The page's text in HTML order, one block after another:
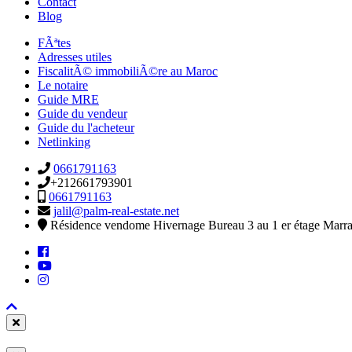
Blog
FÃªtes
Adresses utiles
FiscalitÃ© immobiliÃ©re au Maroc
Le notaire
Guide MRE
Guide du vendeur
Guide du l'acheteur
Netlinking
0661791163
+212661793901
0661791163
jalil@palm-real-estate.net
Résidence vendome Hivernage Bureau 3 au 1 er étage